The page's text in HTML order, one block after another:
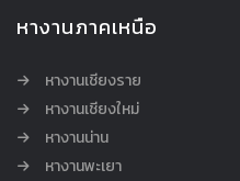
หางานภาคเหนือ
หางานเชียงราย
หางานเชียงใหม่
หางานน่าน
หางานพะเยา